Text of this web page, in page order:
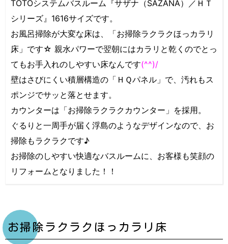
TOTOシステムバスルーム『サザナ（SAZANA）／ＨＴ
シリーズ』1616サイズです。
お風呂掃除が大変な床は、「お掃除ラクラクほっカラリ
床」です☆ 親水パワーで翌朝にはカラリと乾くのでとっ
てもお手入れのしやすい床なんです(^^)/
壁はさびにくい積層構造の「ＨＱパネル」で、汚れもス
ポンジでサッと落とせます。
カウンターは「お掃除ラクラクカウンター」を採用。
ぐるりと一周手が届く浮島のようなデザインなので、お
掃除もラクラクです♪
お掃除のしやすい快適なバスルームに、お客様も笑顔の
リフォームとなりました！！
お掃除ラクラクほっカラリ床